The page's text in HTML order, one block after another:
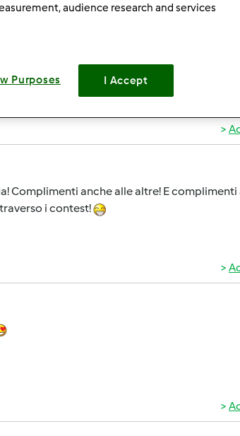
vincitrice! ma anche a tutte le
Complimenti anche alle altre! E
i contest!
audience research and services
Purposes I Accept